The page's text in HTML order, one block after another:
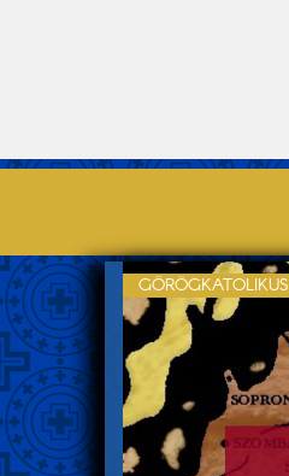
GÖRÖGKATOLIKUS